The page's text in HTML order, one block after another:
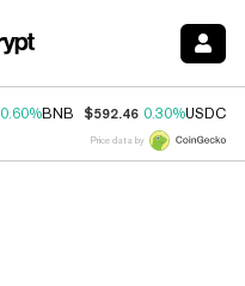
0.60%BNB $592.46 0.30%USDC
Price data by